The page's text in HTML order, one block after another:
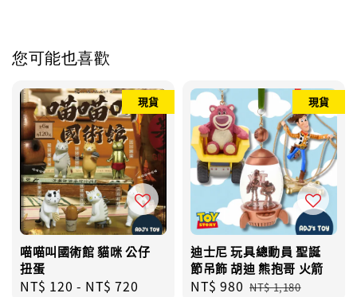
您可能也喜歡
現貨
喵喵叫國術館 貓咪 公仔
扭蛋
Regular
NT$ 120 - NT$ 720
現貨
迪士尼 玩具總動員 聖誕
節吊飾 胡迪 熊抱哥 火箭
Sale
NT$ 980 Regular
NT$ 1,180